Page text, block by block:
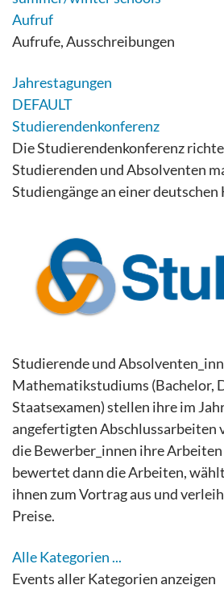
Aufruf
Aufrufe, Ausschreibungen
Jahrestagungen
DEFAULT
Studierendenkonferenz
Die Studierendenkonferenz
Studierenden und Absolventen
Studiengänge an einer deutschen
Studierende und
Mathematikstudiums (Bachelor,
Staatsexamen) stellen ihre im
angefertigten Abschlussarbeiten
die Bewerber_innen ihre
bewertet dann die Arbeiten,
ihnen zum Vortrag aus und
Preise.
Alle Kategorien ...
Events aller Kategorien anzeigen